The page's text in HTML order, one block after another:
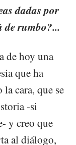
dadas por
de rumbo?...
de hoy una
que ha
cara, que se
-si
y creo que
al diálogo,